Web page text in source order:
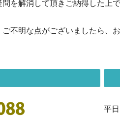
を解消して頂きご納得した上
不明な点がございましたら、
平